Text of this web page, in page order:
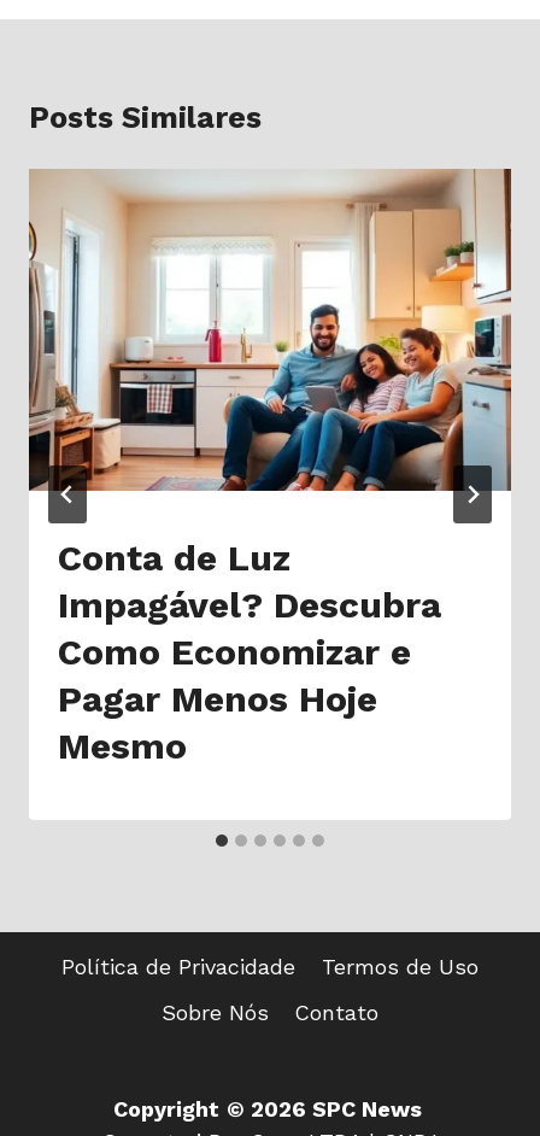
Posts Similares
Conta de Luz
Impagável? Descubra
Como Economizar e
Pagar Menos Hoje
Mesmo
Política de Privacidade
Termos de Uso
Sobre Nós
Contato
Copyright © 2026 SPC News